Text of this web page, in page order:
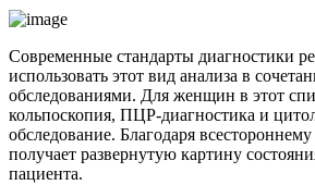
Современные стандарты диагностики
использовать этот вид анализа в
обследованиями. Для женщин в этот
кольпоскопия, ПЦР-диагностика и
обследование. Благодаря
получает развернутую картину
пациента.